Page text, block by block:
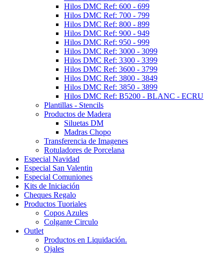
Hilos DMC Ref: 600 - 699
Hilos DMC Ref: 700 - 799
Hilos DMC Ref: 800 - 899
Hilos DMC Ref: 900 - 949
Hilos DMC Ref: 950 - 999
Hilos DMC Ref: 3000 - 3099
Hilos DMC Ref: 3300 - 3399
Hilos DMC Ref: 3600 - 3799
Hilos DMC Ref: 3800 - 3849
Hilos DMC Ref: 3850 - 3899
Hilos DMC Ref: B5200 - BLANC - ECRU
Plantillas - Stencils
Productos de Madera
Siluetas DM
Madras Chopo
Transferencia de Imagenes
Rotuladores de Porcelana
Especial Navidad
Especial San Valentin
Especial Comuniones
Kits de Iniciación
Cheques Regalo
Productos Tuoriales
Copos Azules
Colgante Circulo
Outlet
Productos en Liquidación.
Ojales